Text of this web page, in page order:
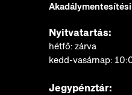
Nyitvatartás:
hétfő: zárva
kedd-vasárnap:
Jegypénztár: